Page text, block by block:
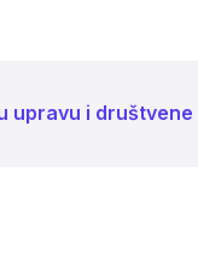
upravu i društvene